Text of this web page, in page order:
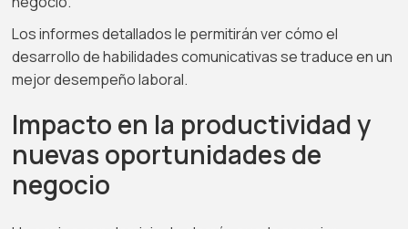
Los informes detallados le permitirán ver cómo el
desarrollo de habilidades comunicativas se traduce en un
mejor desempeño laboral.
Impacto en la productividad y
nuevas oportunidades de
negocio